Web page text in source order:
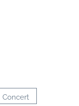
Concert